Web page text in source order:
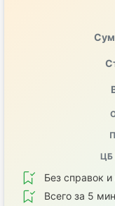
ЦБ
Без справок
Всего за 5